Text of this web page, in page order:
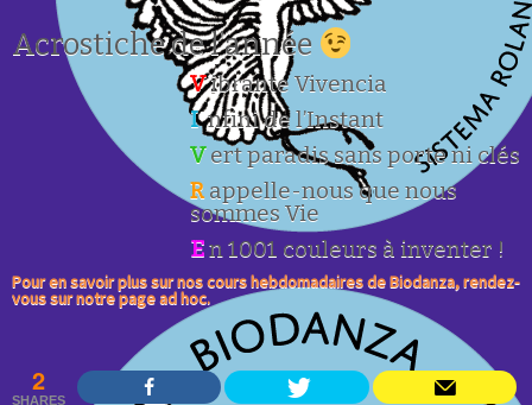
Acrostiche de l’année
Vibrante Vivencia
I nfini de l’Instant
Vert paradis sans porte ni clés
Rappelle-nous que nous
sommes Vie
En 1001 couleurs à inventer !
Pour en savoir plus sur nos cours hebdomadaires de Biodanza, rendez-
vous sur notre page ad hoc.
2
SHARES